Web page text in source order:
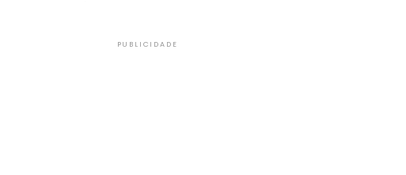
PUBLICIDADE